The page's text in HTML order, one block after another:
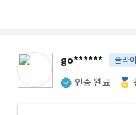
go****** 클라
인증 완료